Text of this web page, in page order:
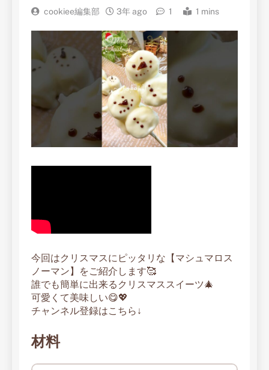
cookiee編集部 3年 ago 1 1 mins
今回はクリスマスにピッタリな【マシュマロス
ノーマン】をご紹介します🥰
誰でも簡単に出来るクリスマススイーツ🎄
可愛くて美味しい😋💖
チャンネル登録はこちら↓
材料